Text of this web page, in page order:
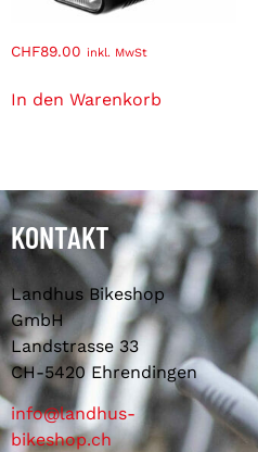
CHF89.00 inkl. MwSt
In den Warenkorb
KONTAKT
Landhus Bikeshop
GmbH
Landstrasse 33
CH-5420 Ehrendingen
info@landhus-
bikeshop.ch